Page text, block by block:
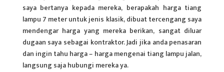
saya bertanya kepada mereka, berapakah harga tiang
lampu 7 meter untuk jenis klasik, dibuat tercengang saya
mendengar harga yang mereka berikan, sangat diluar
dugaan saya sebagai kontraktor. Jadi jika anda penasaran
dan ingin tahu harga – harga mengenai tiang lampu jalan,
langsung saja hubungi mereka ya.